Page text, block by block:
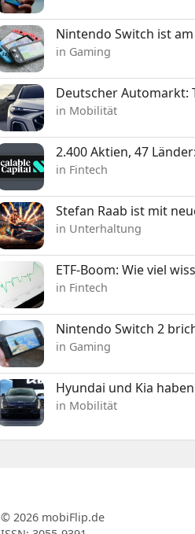
Nintendo Switch ist
in Gaming
Deutscher Automarkt:
in Mobilität
2.400 Aktien, 47
in Fintech
Stefan Raab ist mit
in Unterhaltung
ETF-Boom: Wie viel
in Fintech
Nintendo Switch 2
in Gaming
Hyundai und Kia
in Mobilität
© 2026 mobiFlip.de